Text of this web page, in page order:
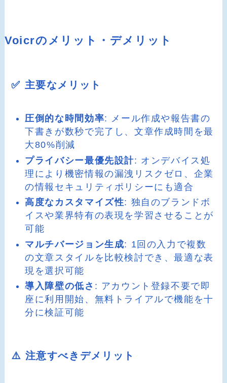
Voicrのメリット・デメリット
✅ 主要なメリット
圧倒的な時間効率: メール作成や報告書の
下書きが数秒で完了し、文章作成時間を最
大80%削減
プライバシー最優先設計: オンデバイス処
理により機密情報の漏洩リスクゼロ、企業
の情報セキュリティポリシーにも適合
高度なカスタマイズ性: 独自のブランドボ
イスや業界特有の表現を学習させることが
可能
マルチバージョン生成: 1回の入力で複数
の文章スタイルを比較検討でき、最適な表
現を選択可能
導入障壁の低さ : アカウント登録不要で即
座に利用開始、無料トライアルで機能を十
分に検証可能
⚠️ 注意すべきデメリット